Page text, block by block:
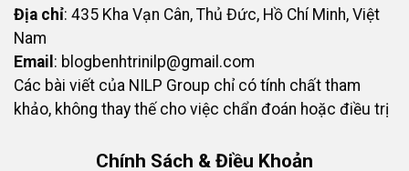
Địa chỉ: 435 Kha Vạn Cân, Thủ Đức, Hồ Chí Minh, Việt
Nam
Email : blogbenhtrinilp@gmail.com
Các bài viết của NILP Group chỉ có tính chất tham
khảo, không thay thế cho việc chẩn đoán hoặc điều trị
Chính Sách & Điều Khoản